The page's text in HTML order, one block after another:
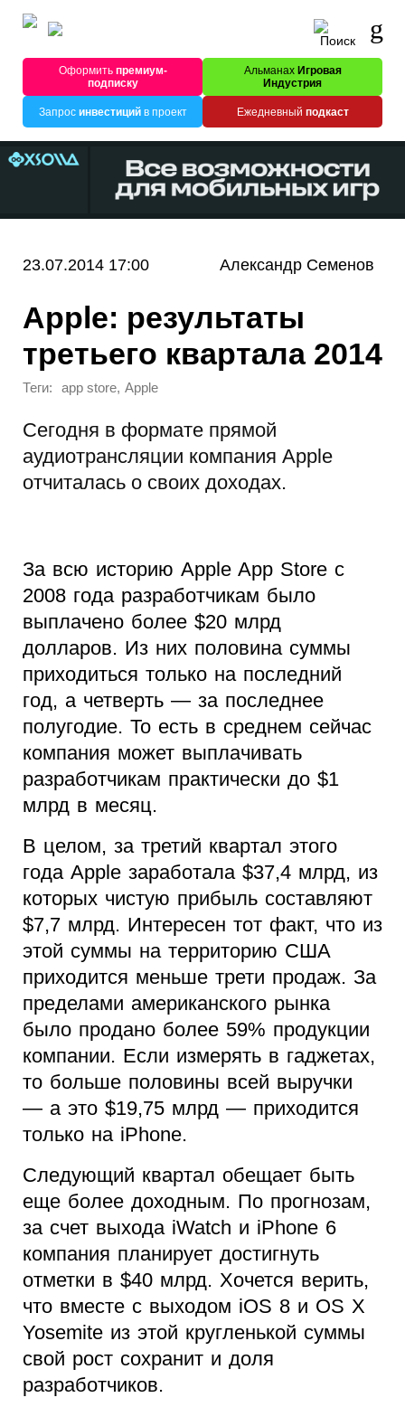
Оформитьпремиум-
подписку
Альманах Игровая
Индустрия
Запрос инвестицийв проект Ежедневный подкаст
23.07.2014 17:00 Александр Семенов
Apple: результаты
третьего квартала 2014
Теги: app store, Apple
Сегодня в формате прямой
аудиотрансляции компания Apple
отчиталась о своих доходах.
За всю историю Apple App Store с
2008 года разработчикам было
выплачено более $20 млрд
долларов. Из них половина суммы
приходиться только на последний
год, а четверть — за последнее
полугодие. То есть в среднем сейчас
компания может выплачивать
разработчикам практически до $1
млрд в месяц.
В целом, за третий квартал этого
года Apple заработала $37,4 млрд, из
которых чистую прибыль составляют
$7,7 млрд. Интересен тот факт, что из
этой суммы на территорию США
приходится меньше трети продаж. За
пределами американского рынка
было продано более 59% продукции
компании. Если измерять в гаджетах,
то больше половины всей выручки
— а это $19,75 млрд — приходится
только на iPhone.
Следующий квартал обещает быть
еще более доходным. По прогнозам,
за счет выхода iWatch и iPhone 6
компания планирует достигнуть
отметки в $40 млрд. Хочется верить,
что вместе с выходом iOS 8 и OS X
Yosemite из этой кругленькой суммы
свой рост сохранит и доля
разработчиков.